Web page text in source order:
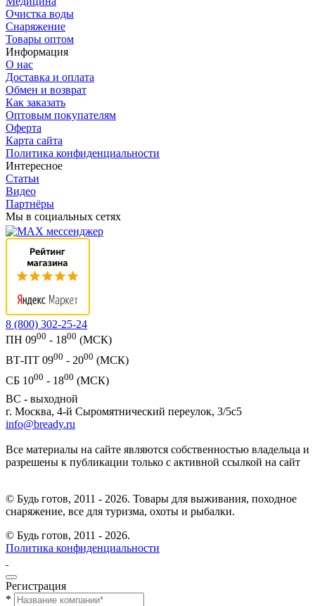
Очистка воды
Снаряжение
Товары оптом
Информация
О нас
Доставка и оплата
Обмен и возврат
Как заказать
Оптовым покупателям
Оферта
Карта сайта
Политика конфиденциальности
Интересное
Статьи
Видео
Партнёры
Мы в социальных сетях
8 (800) 302-25-24
ПН 0900 - 1800 (МСК)
ВТ-ПТ 0900 - 2000 (МСК)
СБ 1000 - 1800 (МСК)
ВС - выходной
г. Москва, 4-й Сыромятнический переулок, 3/5с5
info@bready.ru
Все материалы на сайте являются собственностью владельца и
разрешены к публикации только с активной ссылкой на сайт
© Будь готов, 2011 - 2026. Товары для выживания, походное
снаряжение, все для туризма, охоты и рыбалки.
© Будь готов, 2011 - 2026.
Политика конфиденциальности
Регистрация
*